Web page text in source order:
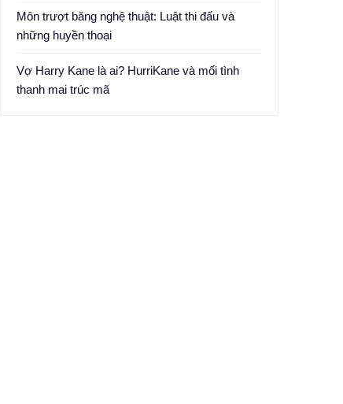
Môn trượt băng nghệ thuật: Luật thi đấu và
những huyền thoại
Vợ Harry Kane là ai? HurriKane và mối tình
thanh mai trúc mã